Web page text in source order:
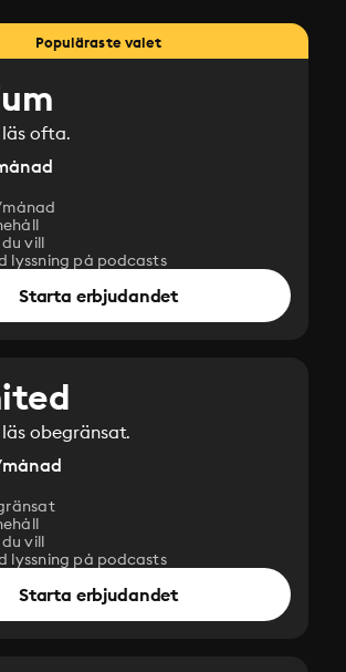
Populäraste valet
läs ofta.
vill
lyssning på podcasts
Starta erbjudandet
obegränsat.
vill
lyssning på podcasts
Starta erbjudandet